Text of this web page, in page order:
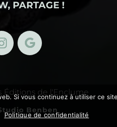
PARTAGE !
Éditions de l'Enclume
Benben
Si vous continuez à utiliser ce
Politique de confidentialité